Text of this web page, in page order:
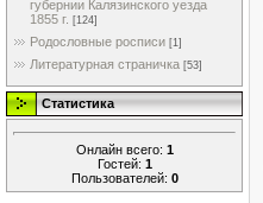
губернии Калязинского уезда
1855 г. [124]
Родословные росписи [1]
Литературная страничка [53]
Статистика
Онлайн всего: 1
Гостей: 1
Пользователей: 0